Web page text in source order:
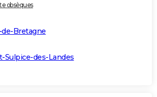
obsèques
de-Bretagne
Sulpice-des-Landes